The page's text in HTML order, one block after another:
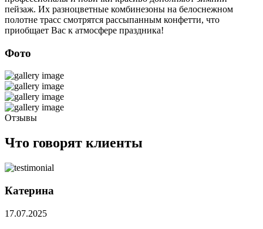
пейзаж. Их разноцветные комбинезоны на белоснежном
полотне трасс смотрятся рассыпанным конфетти, что
приобщает Вас к атмосфере праздника!
Фото
Отзывы
Что говорят клиенты
Катерина
17.07.2025